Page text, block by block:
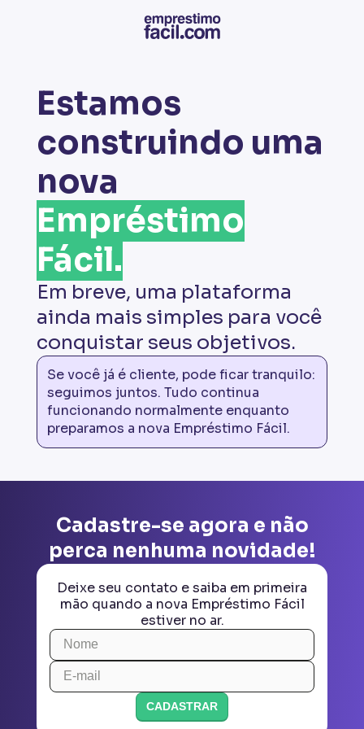
Estamos
construindo uma
nova
Empréstimo
Fácil.
Em breve, uma plataforma
ainda mais simples para você
conquistar seus objetivos.
Se você já é cliente, pode ficar tranquilo:
seguimos juntos. Tudo continua
funcionando normalmente enquanto
preparamos a nova Empréstimo Fácil.
Cadastre-se agora e não
perca nenhuma novidade!
Deixe seu contato e saiba em primeira
mão quando a nova Empréstimo Fácil
estiver no ar.
CADASTRAR